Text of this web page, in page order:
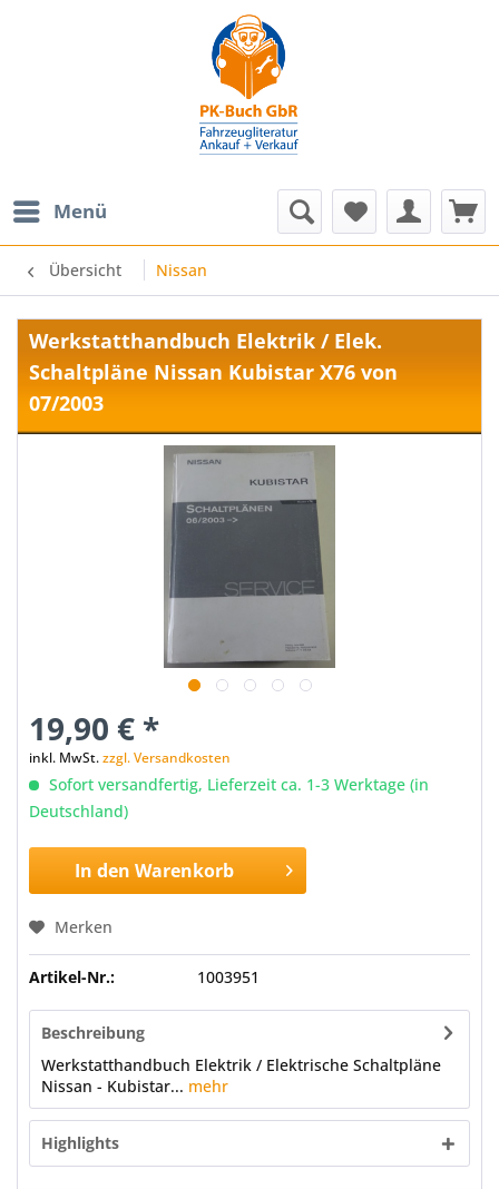
Menü
Übersicht Nissan
Werkstatthandbuch Elektrik / Elek.
Schaltpläne Nissan Kubistar X76 von
07/2003
19,90 € *
inkl. MwSt.zzgl. Versandkosten
Sofort versandfertig, Lieferzeit ca. 1-3 Werktage (in
Deutschland)
In den Warenkorb
Merken
Artikel-Nr.: 1003951
Beschreibung
Werkstatthandbuch Elektrik / Elektrische Schaltpläne
Nissan - Kubistar... mehr
Highlights